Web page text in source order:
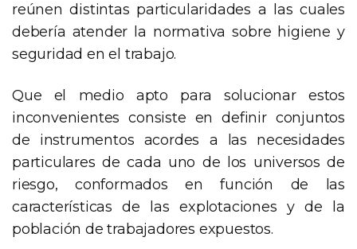
reúnen distintas particularidades a las cuales
debería atender la normativa sobre higiene y
seguridad en el trabajo.
Que el medio apto para solucionar estos
inconvenientes consiste en definir conjuntos
de instrumentos acordes a las necesidades
particulares de cada uno de los universos de
riesgo, conformados en función de las
características de las explotaciones y de la
población de trabajadores expuestos.